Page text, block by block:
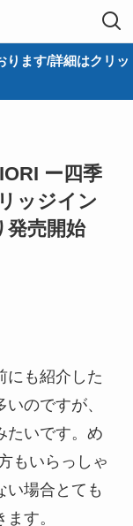
ります/詳細はクリッ
ー四季
ッジイン
発売開始
にも紹介した
のですが、
たいです。め
もいらっしゃ
い場合とても
す。